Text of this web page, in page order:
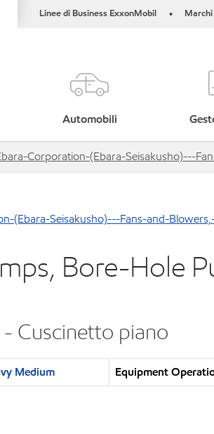
Linee di Business ExxonMobil •
Automobili
Corporation-(Ebara-Seisakusho)---
(Ebara-Seisakusho)---Fans-and-
Bore-Hole
Cuscinetto piano
Medium Equipment